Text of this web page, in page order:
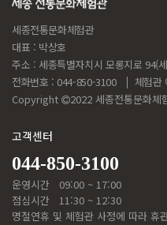
세종전통문화체험관
대표 : 박상호
주소 : 세종특별자치시 모롱지로 94(
전화번호 : 044-850-3100
체험관
Copyright
2022 세종전통문화
고객센터
044-850-3100
운영시간
09:00 ~ 17:00
점심시간
11:30 ~ 12:30
명절연휴 및 체험관 사정에 따라 휴